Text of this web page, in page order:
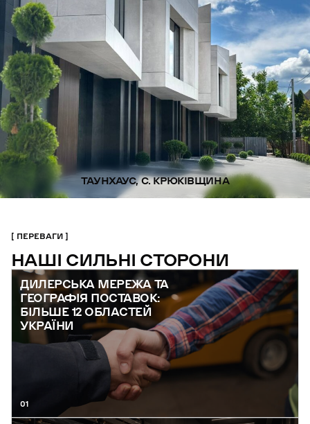
ТАУНХАУС, С. КРЮКІВЩИНА
ПЕРЕВАГИ
НАШІ СИЛЬНІ СТОРОНИ
ДИЛЕРСЬКА МЕРЕЖА ТА
ГЕОГРАФІЯ ПОСТАВОК:
БІЛЬШЕ 12 ОБЛАСТЕЙ
УКРАЇНИ
01